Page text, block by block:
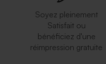
Soyez pleinement
Satisfait ou
bénéficiez d'une
réimpression gratuite